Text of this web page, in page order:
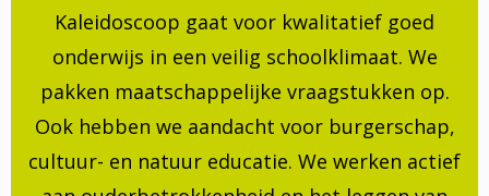
Kaleidoscoop gaat voor kwalitatief goed
onderwijs in een veilig schoolklimaat. We
pakken maatschappelijke vraagstukken op.
Ook hebben we aandacht voor burgerschap,
cultuur- en natuur educatie. We werken actief